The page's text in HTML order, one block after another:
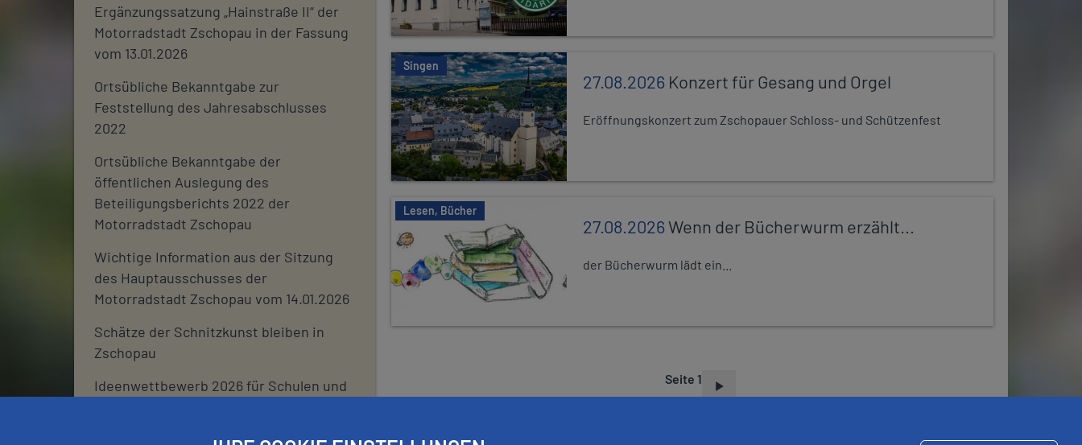
Ergänzungssatzung „Hainstraße II“ der
Motorradstadt Zschopau in der Fassung
vom 13.01.2026
Ortsübliche Bekanntgabe zur
Feststellung des Jahresabschlusses
2022
Ortsübliche Bekanntgabe der
öffentlichen Auslegung des
Beteiligungsberichts 2022 der
Motorradstadt Zschopau
Wichtige Information aus der Sitzung
des Hauptausschusses der
Motorradstadt Zschopau vom 14.01.2026
Schätze der Schnitzkunst bleiben in
Zschopau
Ideenwettbewerb 2026 für Schulen und
Stadtjournal 2026: Wir suchen euch
Singen
27.08.2026 Konzert für Gesang und Orgel
Eröffnungskonzert zum Zschopauer Schloss- und Schützenfest
Lesen, Bücher
27.08.2026Wenn der Bücherwurm erzählt...
der Bücherwurm lädt ein...
S
I
Seite 1